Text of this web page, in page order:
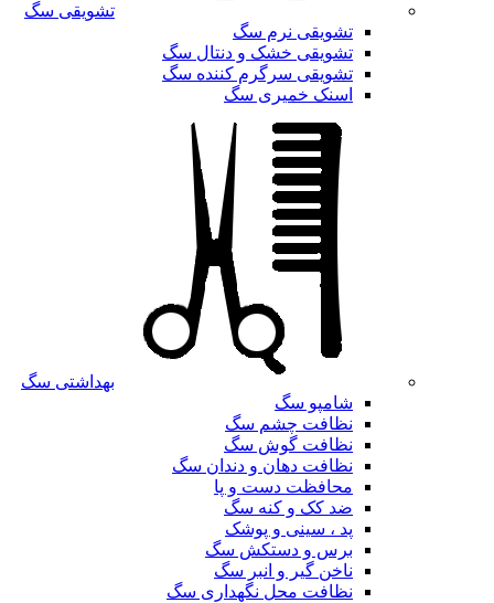
تشویقی سگ
تشویقی نرم سگ
تشویقی خشک و دنتال سگ
تشویقی سرگرم کننده سگ
اسنک خمیری سگ
بهداشتی سگ
شامپو سگ
نظافت چشم سگ
نظافت گوش سگ
نظافت دهان و دندان سگ
محافظت دست و پا
ضد کک و کنه سگ
پد ، سینی و پوشک
برس و دستکش سگ
ناخن گیر و انبر سگ
نظافت محل نگهداری سگ